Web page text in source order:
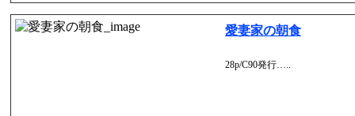
愛妻家の朝食
28p/C90発行…..